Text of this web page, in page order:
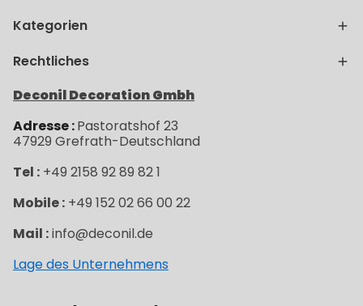
Kategorien
Rechtliches
Deconil Decoration Gmbh
Adresse :Pastoratshof 23
47929 Grefrath-Deutschland
Tel : +49 2158 92 89 82 1
Mobile : +49 152 02 66 00 22
Mail :info@deconil.de
Lage des Unternehmens